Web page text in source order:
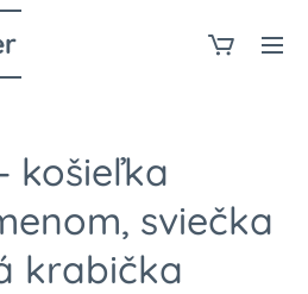
košieľka
sviečka
krabička